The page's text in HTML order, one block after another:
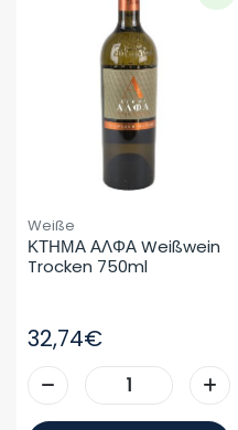
Weiße
ΚΤΗΜΑ ΑΛΦΑ Weißwein
Trocken 750ml
32,74€